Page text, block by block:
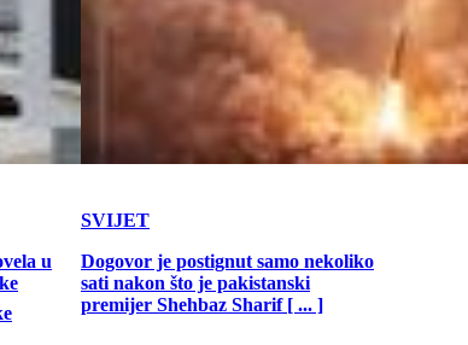
u
SVIJET
Dogovor je postignut samo nekoliko
sati nakon što je pakistanski
premijer Shehbaz Sharif [ ... ]